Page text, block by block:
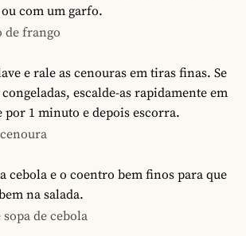
com um garfo.
de frango
e rale as cenouras em tiras finas. Se
escalde-as rapidamente em
por 1 minuto e depois escorra.
cebola e o coentro bem finos para que
na salada.
de cebola